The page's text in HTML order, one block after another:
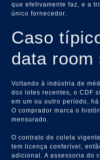
que efetivamente faz, e a
único fornecedor.
Caso
data room
Voltando à indústria de
dos lotes recentes, o CDF
em um ou outro período,
O comprador marca o
mensurado.
O contrato de coleta
tem licença conferível,
adicional. A assessoria do